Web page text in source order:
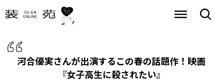
河合優実さんが出演するこの春の話題作！ 映画
『女子高生に殺されたい』